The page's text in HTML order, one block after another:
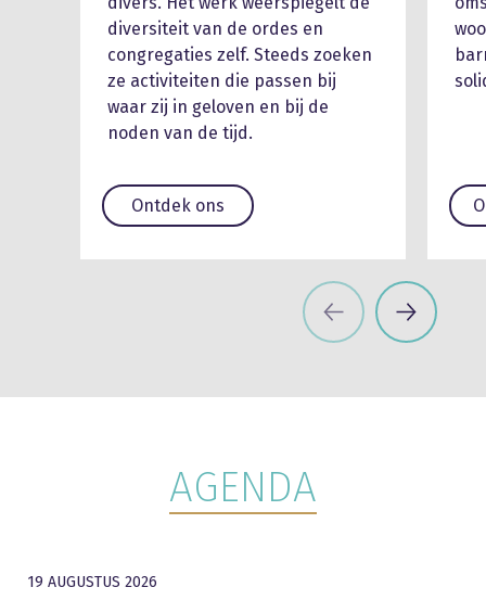
diversiteit van de ordes en
congregaties zelf. Steeds zoeken
ze activiteiten die passen bij
waar zij in geloven en bij de
noden van de tijd.
Ontdek ons
AGENDA
19 AUGUSTUS 2026